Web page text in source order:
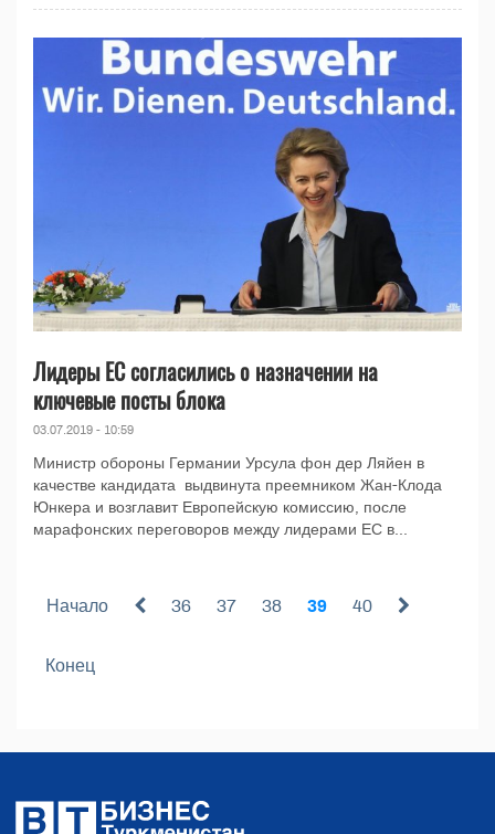
Лидеры ЕС согласились о назначении на
ключевые посты блока
03.07.2019 - 10:59
Министр обороны Германии Урсула фон дер Ляйен в
качестве кандидата выдвинута преемником Жан-Клода
Юнкера и возглавит Европейскую комиссию, после
марафонских переговоров между лидерами ЕС в...
Начало 36 37 38 39 40
Конец